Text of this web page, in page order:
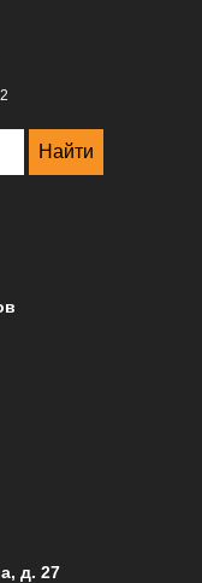
Найти
д. 27